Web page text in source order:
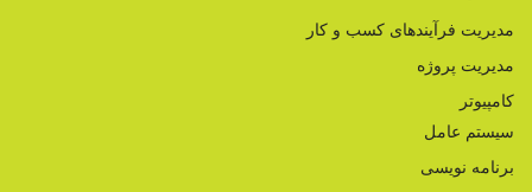
مدیریت فرآیندهای کسب و کار
مدیریت پروژه
کامپیوتر
سیستم عامل
برنامه نویسی